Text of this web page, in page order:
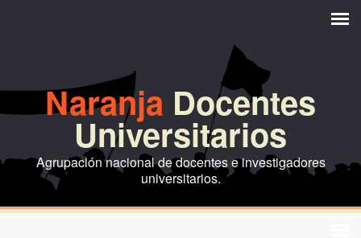
Naranja Docentes
Universitarios
Agrupación nacional de docentes e investigadores
universitarios.